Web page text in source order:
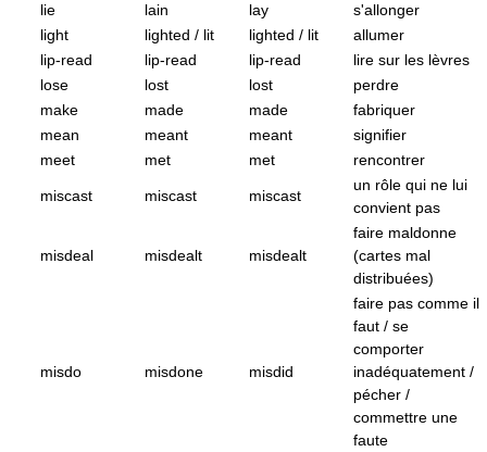
lie
lain lay
s'allonger
light
lighted / lit lighted / lit
allumer
lip-read
lip-read lip-read
lire sur les lèvres
lose
lost lost
perdre
make
made made
fabriquer
mean
meant meant
signifier
meet
met met rencontrer
miscast miscast miscast
un rôle qui ne lui
convient pas
misdeal misdealt misdealt
faire maldonne
(cartes mal
distribuées)
misdo misdone misdid
faire pas comme il
faut / se
comporter
inadéquatement /
pécher /
commettre une
faute